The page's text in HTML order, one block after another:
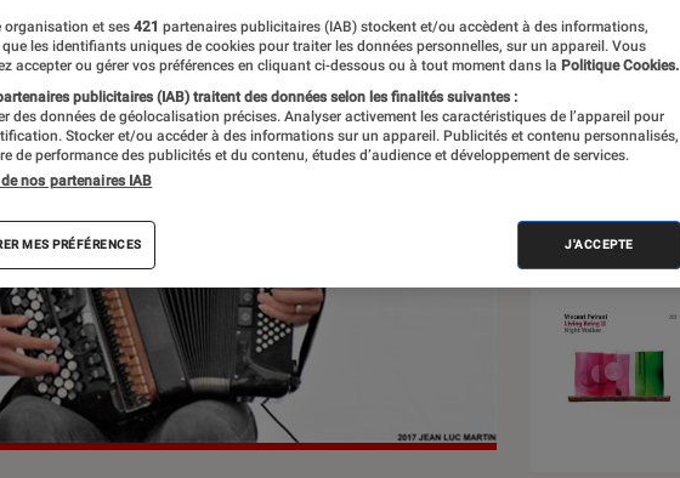
organisation et ses 421 partenaires publicitaires (IAB) stockent et/ou accèdent à des informations,
les identifiants uniques de cookies pour traiter les données personnelles, sur un appareil. Vous
accepter ou gérer vos préférences en cliquant ci-dessous ou à tout moment dans la Politique Cookies.
publicitaires (IAB) traitent des données selon les finalités suivantes :
des données de géolocalisation précises. Analyser activement les caractéristiques de l’appareil pour
Stocker et/ou accéder à des informations sur un appareil. Publicités et contenu personnalisés,
de performance des publicités et du contenu, études d’audience et développement de services.
nos partenaires IAB
MES PRÉFÉRENCES J'ACCEPTE